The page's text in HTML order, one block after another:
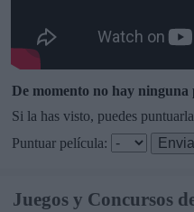
De momento no hay ninguna
Si la has visto, puedes puntuarla
Puntuar película:
Juegos y Concursos